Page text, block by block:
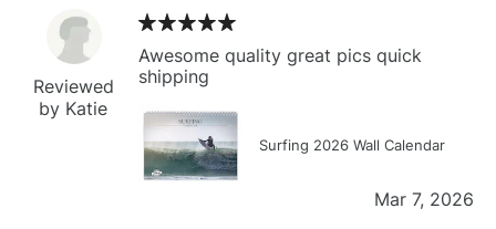
Reviewed
by Katie
Awesome quality great pics quick
shipping
Surfing 2026 Wall Calendar
Mar 7, 2026